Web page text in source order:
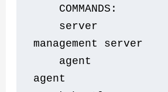
COMMANDS:
management server
agent